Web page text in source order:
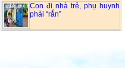
Con đi nhà trẻ, phụ huynh
phải “rắn”